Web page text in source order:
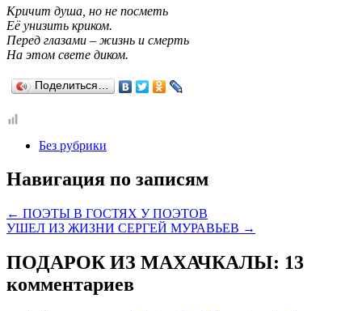
Кричит душа, но не посметь
Её унизить криком.
Перед глазами – жизнь и смерть
На этом свете диком.
Поделиться…
Без рубрики
Навигация по записям
← ПОЭТЫ В ГОСТЯХ У ПОЭТОВ
УШЕЛ ИЗ ЖИЗНИ СЕРГЕЙ МУРАВЬЕВ →
ПОДАРОК ИЗ МАХАЧКАЛЫ: 13
комментариев